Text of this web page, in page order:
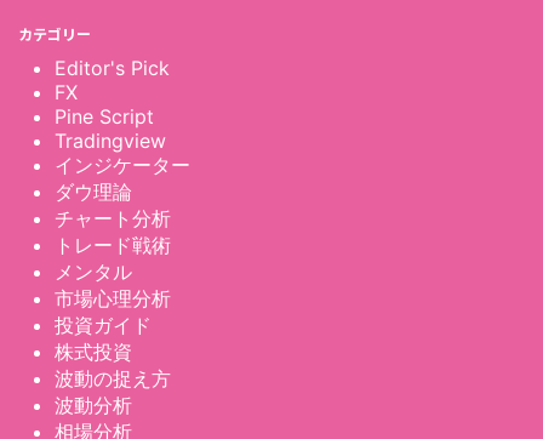
カテゴリー
Editor's Pick
FX
Pine Script
Tradingview
インジケーター
ダウ理論
チャート分析
トレード戦術
メンタル
市場心理分析
投資ガイド
株式投資
波動の捉え方
波動分析
相場分析